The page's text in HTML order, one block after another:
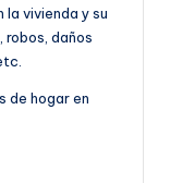
la vivienda y su
daños
de hogar en